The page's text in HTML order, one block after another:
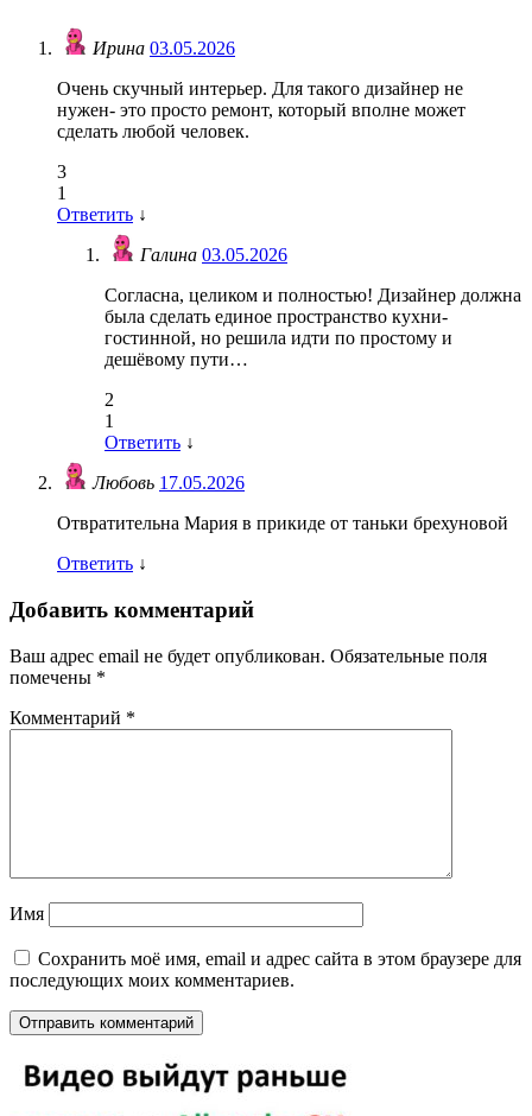
Ирина 03.05.2026
Очень скучный интерьер. Для такого дизайнер не
нужен- это просто ремонт, который вполне может
сделать любой человек.
3
1
Ответить ↓
Галина 03.05.2026
Согласна, целиком и полностью! Дизайнер должна
была сделать единое пространство кухни-
гостинной, но решила идти по простому и
дешёвому пути…
2
1
Ответить ↓
Любовь 17.05.2026
Отвратительна Мария в прикиде от таньки брехуновой
Ответить ↓
Добавить комментарий
Ваш адрес email не будет опубликован. Обязательные поля
помечены *
Комментарий *
Имя
Сохранить моё имя, email и адрес сайта в этом браузере для
последующих моих комментариев.